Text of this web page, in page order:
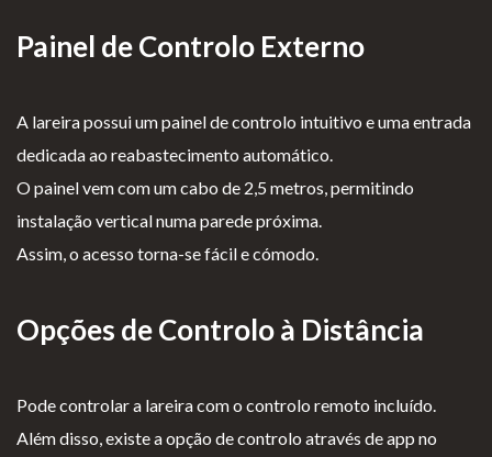
Painel de Controlo Externo
A lareira possui um painel de controlo intuitivo e uma entrada
dedicada ao reabastecimento automático.
O painel vem com um cabo de 2,5 metros, permitindo
instalação vertical numa parede próxima.
Assim, o acesso torna-se fácil e cómodo.
Opções de Controlo à Distância
Pode controlar a lareira com o controlo remoto incluído.
Além disso, existe a opção de controlo através de app no